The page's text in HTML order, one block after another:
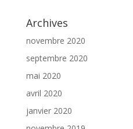
Archives
novembre 2020
septembre 2020
mai 2020
avril 2020
janvier 2020